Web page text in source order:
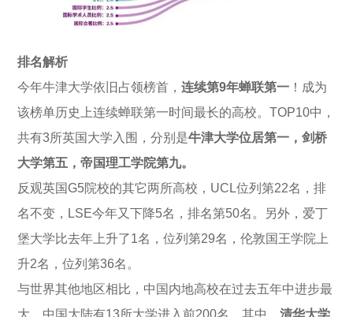
排名解析
今年牛津大学依旧占领榜首，连续第9年蝉联第一 ！成为
该榜单历史上连续蝉联第一时间最长的高校。TOP10中，
共有3所英国大学入围，分别是牛津大学位居第一，剑桥
大学第五，帝国理工学院第九。
反观英国G5院校的其它两所高校，UCL位列第22名，排
名不变，LSE今年又下降5名，排名第50名。另外，爱丁
堡大学比去年上升了1名，位列第29名，伦敦国王学院上
升2名，位列第36名。
与世界其他地区相比，中国内地高校在过去五年中进步最
大，中国大陆有13所大学进入前200名。其中，清华大学